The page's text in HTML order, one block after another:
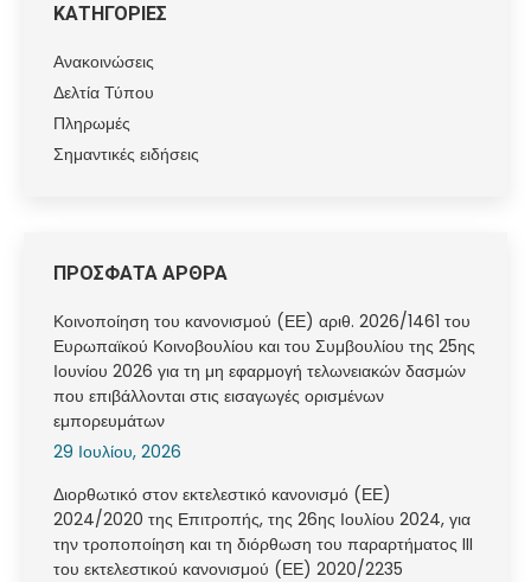
ΚΑΤΗΓΟΡΙΕΣ
Ανακοινώσεις
Δελτία Τύπου
Πληρωμές
Σημαντικές ειδήσεις
ΠΡΟΣΦΑΤΑ ΑΡΘΡΑ
Κοινοποίηση του κανονισμού (ΕΕ) αριθ. 2026/1461 του
Ευρωπαϊκού Κοινοβουλίου και του Συμβουλίου της 25ης
Ιουνίου 2026 για τη μη εφαρμογή τελωνειακών δασμών
που επιβάλλονται στις εισαγωγές ορισμένων
εμπορευμάτων
29 Ιουλίου, 2026
Διορθωτικό στον εκτελεστικό κανονισμό (ΕΕ)
2024/2020 της Επιτροπής, της 26ης Ιουλίου 2024, για
την τροποποίηση και τη διόρθωση του παραρτήματος III
του εκτελεστικού κανονισμού (ΕΕ) 2020/2235